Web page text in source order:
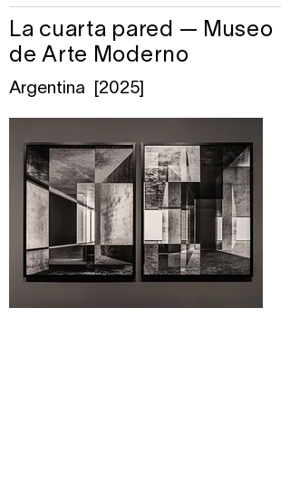
La cuarta pared — Museo
de Arte Moderno
Argentina [2025]